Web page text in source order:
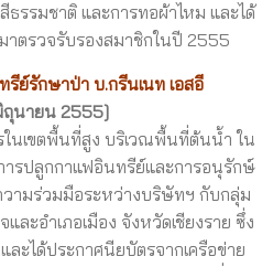
รรมชาติ และการทอผ้าไหม และได้
าตรวจรับรองสมาชิกในปี 2555
รีย์รักษาป่า บ.กรีนเนท เอสอี
นายน 2555]
ในเขตพื้นที่สูง บริเวณพื้นที่ต้นน้ำ ใน
ารปลูกกาแฟอินทรีย์และการอนุรักษ์
วามร่วมมือระหว่างบริษัทฯ กับกลุ่ม
และอำเภอเมือง จังหวัดเชียงราย ซึ่ง
ละได้ประกาศนียบัตรจากเครือข่าย